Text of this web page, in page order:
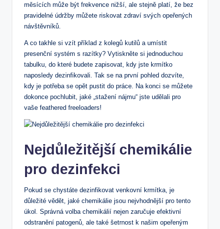
měsících může být frekvence nižší, ale stejně platí, že bez
pravidelné údržby můžete riskovat zdraví svých opeřených
návštěvníků.
A co takhle si vzít příklad z kolegů kutilů a umístit
presenční systém s razítky? Vytiskněte si jednoduchou
tabulku, do které budete zapisovat, kdy jste krmítko
naposledy dezinfikovali. Tak se na první pohled dozvíte,
kdy je potřeba se opět pustit do práce. Na konci se můžete
dokonce pochlubit, jaké „stažení nájmu“ jste udělali pro
vaše feathered freeloaders!
Nejdůležitější chemikálie
pro dezinfekci
Pokud se chystáte dezinfikovat venkovní krmítka, je
důležité vědět, jaké chemikálie jsou nejvhodnější pro tento
úkol. Správná volba chemikálií nejen zaručuje efektivní
odstranění patogenů, ale také šetrnost k našim opeřeným